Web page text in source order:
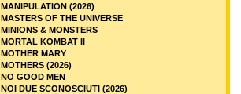
MANIPULATION (2026)
MASTERS OF THE UNIVERSE
MINIONS & MONSTERS
MORTAL KOMBAT II
MOTHER MARY
MOTHERS (2026)
NO GOOD MEN
NOI DUE SCONOSCIUTI (2026)